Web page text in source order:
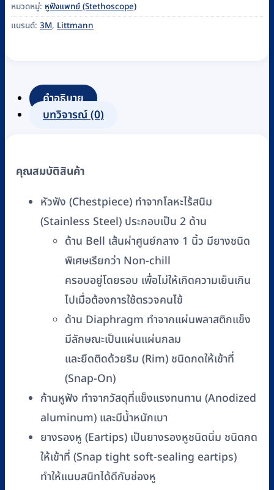
หมวดหมู่: หูฟังแพทย์ (Stethoscope)
แบรนด์: 3M, Littmann
คำอธิบาย
บทวิจารณ์ (0)
คุณสมบัติสินค้า
หัวฟัง (Chestpiece) ทำจากโลหะไร้สนิม
(Stainless Steel) ประกอบเป็น 2 ด้าน
ด้าน Bell เส้นผ่าศูนย์กลาง 1 นิ้ว มียางชนิด
พิเศษเรียกว่า Non-chill
ครอบอยู่โดยรอบ เพื่อไม่ให้เกิดความเย็นเกิน
ไปเมื่อต้องการใช้ตรวจคนไข้
ด้าน Diaphragm ทำจากแผ่นพลาสติกแข็ง
มีลักษณะเป็นแผ่นแผ่นกลม
และยึดติดด้วยริม (Rim) ชนิดกดให้เข้าที่
(Snap-On)
ก้านหูฟัง ทำจากวัสดุที่แข็งแรงทนทาน (Anodized
aluminum) และมีน้ำหนักเบา
ยางรองหู (Eartips) เป็นยางรองหูชนิดนิ่ม ชนิดกด
ให้เข้าที่ (Snap tight soft-sealing eartips)
ทำให้แนบสนิทได้ดีกับช่องหู